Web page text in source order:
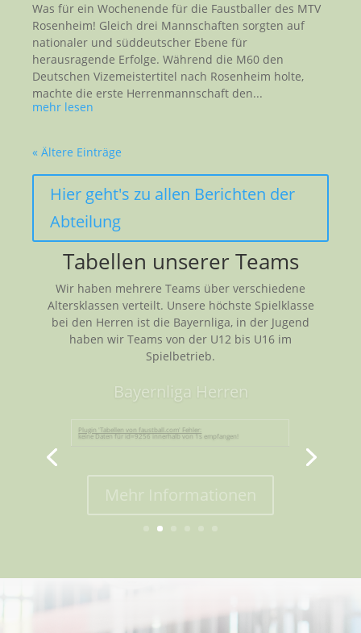
Was für ein Wochenende für die Faustballer des MTV
Rosenheim! Gleich drei Mannschaften sorgten auf
nationaler und süddeutscher Ebene für
herausragende Erfolge. Während die M60 den
Deutschen Vizemeistertitel nach Rosenheim holte,
machte die erste Herrenmannschaft den...
mehr lesen
« Ältere Einträge
Hier geht's zu allen Berichten der
Abteilung
Tabellen unserer Teams
Wir haben mehrere Teams über verschiedene
Altersklassen verteilt. Unsere höchste Spielklasse
bei den Herren ist die Bayernliga, in der Jugend
haben wir Teams von der U12 bis U16 im
Spielbetrieb.
Bayernliga Herren
Mehr Informationen